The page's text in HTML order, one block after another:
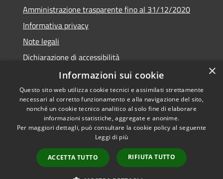
Amministrazione trasparente fino al 31/12/2020
Informativa privacy
Note legali
Dichiarazione di accessibilità
Accessibilità
Privacy
Mappa del sito
Area riservata ai
Copyright © 2026 • Comune di
Teramo • Powered by
Municipium• Accesso
×
Informazioni sui cookie
Questo sito web utilizza cookie tecnici e assimilati strettamente
necessari al corretto funzionamento e alla navigazione del sito,
nonché un cookie tecnico analitico al solo fine di elaborare
informazioni statistiche, aggregate e anonime.
Per maggiori dettagli, può consultare la cookie policy al seguente
Leggi di più
ACCETTA TUTTO RIFIUTA TUTTO